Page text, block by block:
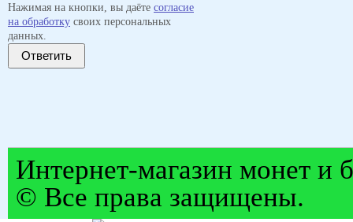
Нажимая на кнопки, вы даёте согласие
на обработку своих персональных
данных.
Ответить
Интернет-магазин монет и
© Все права защищены.